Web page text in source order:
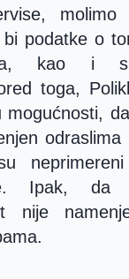
podatke o
kao i
toga,
odraslima
Ipak, da
nije